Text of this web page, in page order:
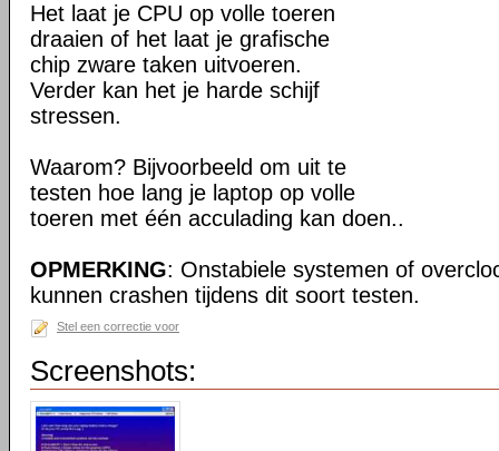
Het laat je CPU op volle toeren
draaien of het laat je grafische
chip zware taken uitvoeren.
Verder kan het je harde schijf
stressen.
Waarom? Bijvoorbeeld om uit te
testen hoe lang je laptop op volle
toeren met één acculading kan doen..
OPMERKING: Onstabiele systemen of
kunnen crashen tijdens dit soort testen.
Stel een correctie voor
Screenshots: